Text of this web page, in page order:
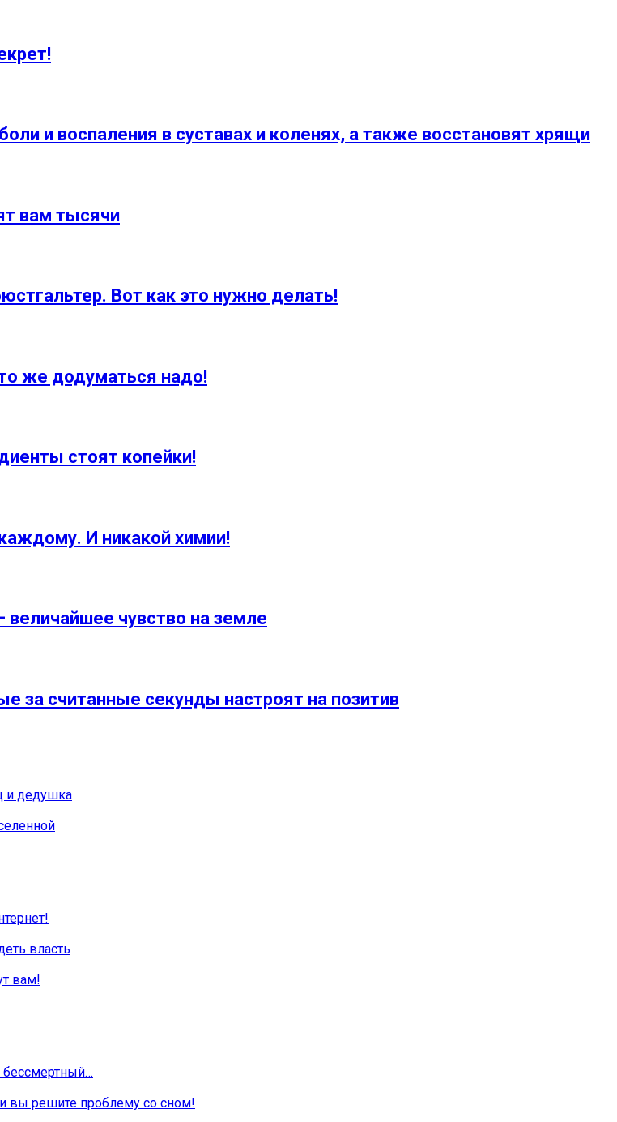
и воспаления в суставах и коленях, а также восстановят хрящи
вам тысячи
Вот как это нужно делать!
же додуматься надо!
стоят копейки!
И никакой химии!
чувство на земле
считанные секунды настроят на позитив
и дедушка
власть
вам!
и вы решите проблему со сном!